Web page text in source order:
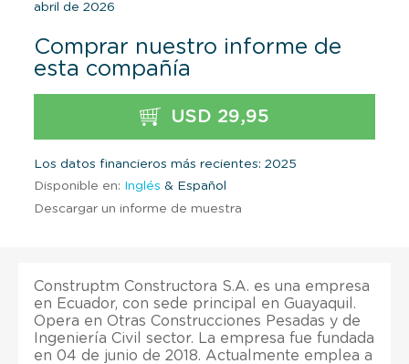
abril de 2026
Comprar nuestro informe de
esta compañía
USD 29,95
Los datos financieros más recientes: 2025
Disponible en: Inglés & Español
Descargar un informe de muestra
Construptm Constructora S.A. es una empresa
en Ecuador, con sede principal en Guayaquil.
Opera en Otras Construcciones Pesadas y de
Ingeniería Civil sector. La empresa fue fundada
en 04 de junio de 2018. Actualmente emplea a